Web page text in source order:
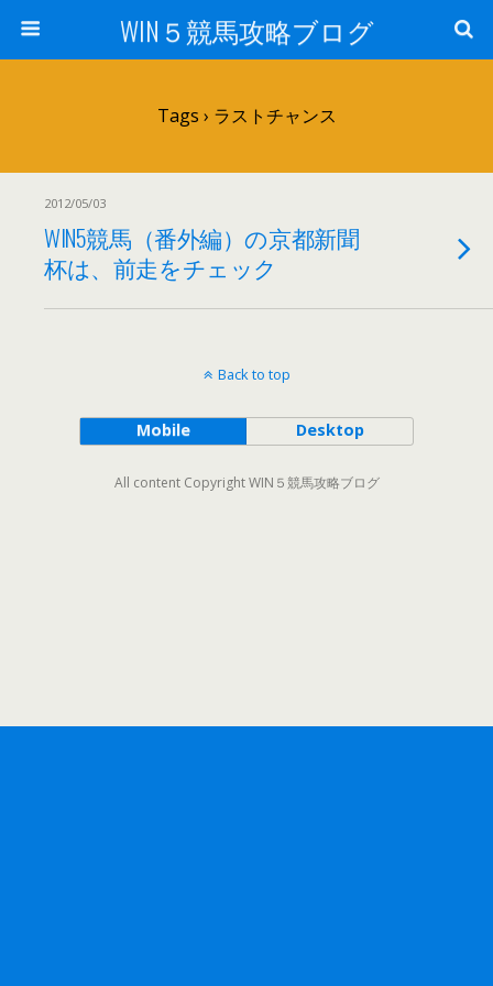
WIN５競馬攻略ブログ
Tags › ラストチャンス
2012/05/03
WIN5競馬（番外編）の京都新聞
杯は、前走をチェック
Back to top
Mobile Desktop
All content Copyright WIN５競馬攻略ブログ